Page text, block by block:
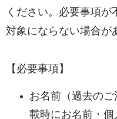
ください。必要事項が
対象にならない場合が
【必要事項】
お名前（過去の
載時にお名前・